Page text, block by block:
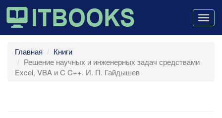
Главная
Книги
Решение научных и инженерных задач средствами
Excel, VBA и C C++. И. П. Гайдышев